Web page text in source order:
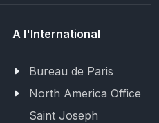
A l'International
Bureau de Paris
North America Office
Saint Joseph